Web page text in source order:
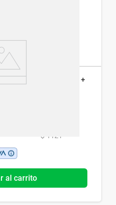
Calcio + Magnesio +
$ 1121
al carrito